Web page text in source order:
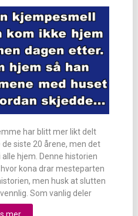
har blitt mer likt delt
siste 20 årene, men det
hjem. Denne historien
kona drar mesteparten
men husk at slutten
Som vanlig deler